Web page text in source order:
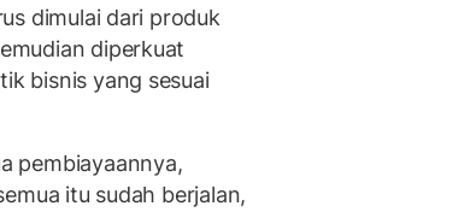
dimulai dari produk
diperkuat
bisnis yang sesuai
pembiayaannya,
itu sudah berjalan,